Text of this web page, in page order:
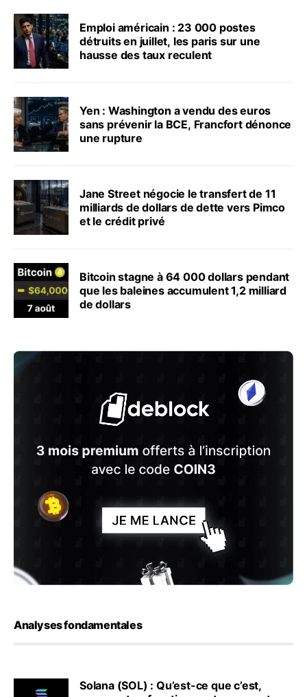
Emploi américain : 23 000 postes
détruits en juillet, les paris sur une
hausse des taux reculent
Yen : Washington a vendu des euros
sans prévenir la BCE, Francfort dénonce
une rupture
Jane Street négocie le transfert de 11
milliards de dollars de dette vers Pimco
et le crédit privé
Bitcoin stagne à 64 000 dollars pendant
que les baleines accumulent 1,2 milliard
de dollars
Analyses fondamentales
Solana (SOL) : Qu’est-ce que c’est,